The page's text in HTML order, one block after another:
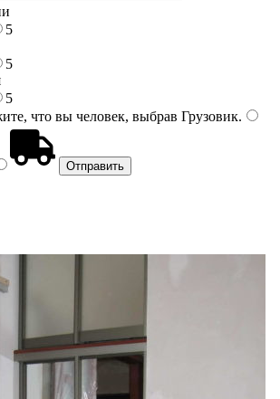
5
5
5
что вы человек, выбрав Грузовик.